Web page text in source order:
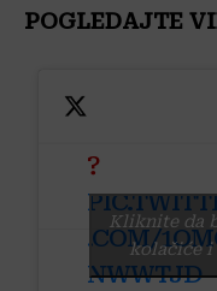
POGLEDAJTE
?
.COM/
NWWTJD
Kliknite da
kolačiće i